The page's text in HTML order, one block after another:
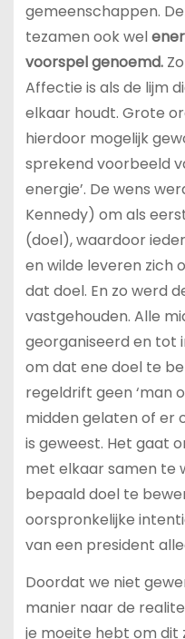
gemeenschappen.
tezamen ook wel
voorspel genoemd.
Affectie is als de lijm
elkaar houdt. Grote
hierdoor mogelijk
sprekend voorbeeld
energie’. De wens
Kennedy) om als
(doel), waardoor
en wilde leveren zich
dat doel. En zo werd
vastgehouden. Alle
georganiseerd en tot
om dat ene doel te
regeldrift geen ‘man
midden gelaten of er
is geweest. Het gaat
met elkaar samen te
bepaald doel te
oorspronkelijke
van een president
Doordat we niet
manier naar de
je moeite hebt om dit